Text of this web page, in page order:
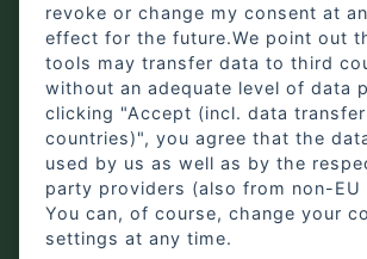
revoke or change my consent at
effect for the future.We point out
tools may transfer data to third
without an adequate level of data
clicking "Accept (incl. data
countries)", you agree that the
used by us as well as by the
party providers (also from non-EU
You can, of course, change your
settings at any time.